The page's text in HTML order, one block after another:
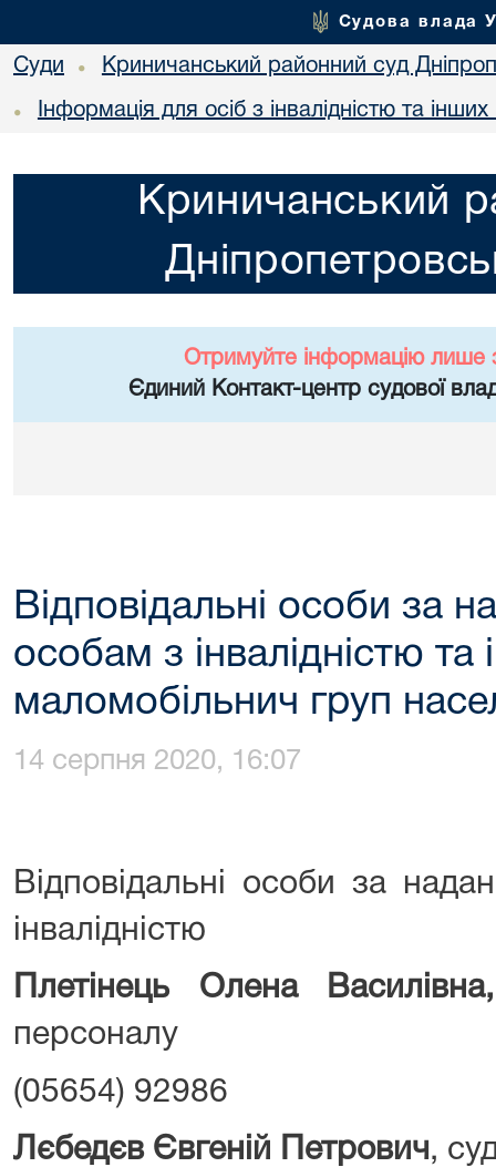
Судова влада
Суди • Криничанський районний суд
• Інформація для осіб з інвалідністю та
Криничанський
Отримуйте інформацію лише
Єдиний Контакт-центр судової
Відповідальні особи за
особам з інвалідністю та
маломобільнич груп
14 серпня 2020, 16:07
Відповідальні особи за
інвалідністю
Плетінець Олена
персоналу
(05654) 92986
Лєбедєв Євгеній Петрович ,